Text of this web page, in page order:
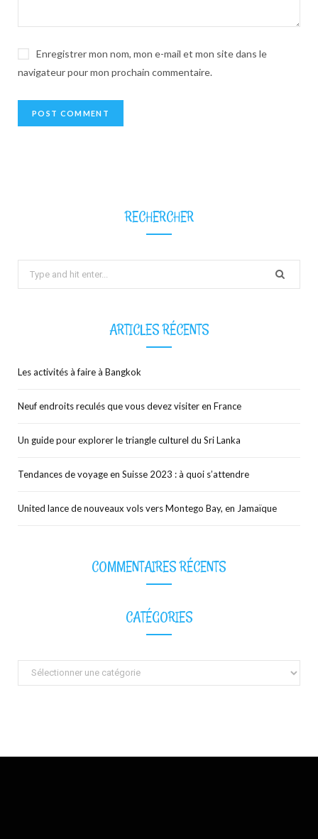
Enregistrer mon nom, mon e-mail et mon site dans le
navigateur pour mon prochain commentaire.
RECHERCHER
for:
ARTICLES RÉCENTS
Les activités à faire à Bangkok
Neuf endroits reculés que vous devez visiter en France
Un guide pour explorer le triangle culturel du Sri Lanka
Tendances de voyage en Suisse 2023 : à quoi s’attendre
United lance de nouveaux vols vers Montego Bay, en Jamaïque
COMMENTAIRES RÉCENTS
CATÉGORIES
Catégories